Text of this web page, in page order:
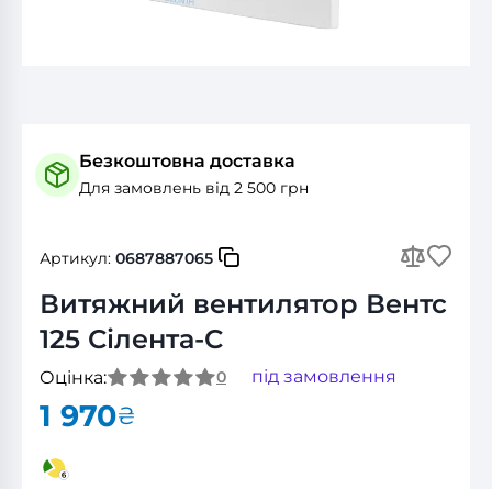
Безкоштовна доставка
Для замовлень від 2 500 грн
Артикул: 0687887065
Витяжний вентилятор Вентс
125 Сілента-С
Оцінка: 0 під замовлення
1 970₴